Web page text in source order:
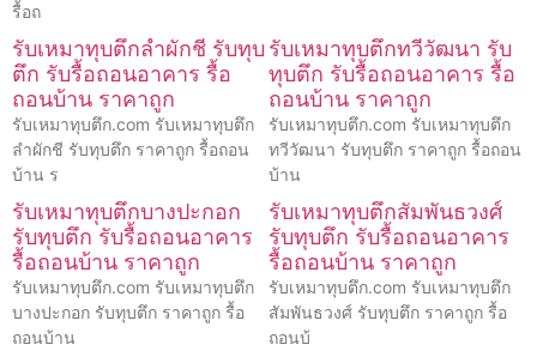
รื้อถ
รับเหมาทุบตึกลำผักชี รับทุบ
ตึก รับรื้อถอนอาคาร รื้อ
ถอนบ้าน ราคาถูก
รับเหมาทุบตึก.com รับเหมาทุบตึก
ลำผักชี รับทุบตึก ราคาถูก รื้อถอน
บ้าน ร
รับเหมาทุบตึกทวีวัฒนา รับ
ทุบตึก รับรื้อถอนอาคาร รื้อ
ถอนบ้าน ราคาถูก
รับเหมาทุบตึก.com รับเหมาทุบตึก
ทวีวัฒนา รับทุบตึก ราคาถูก รื้อถอน
บ้าน
รับเหมาทุบตึกบางปะกอก
รับทุบตึก รับรื้อถอนอาคาร
รื้อถอนบ้าน ราคาถูก
รับเหมาทุบตึก.com รับเหมาทุบตึก
บางปะกอก รับทุบตึก ราคาถูก รื้อ
ถอนบ้าน
รับเหมาทุบตึกสัมพันธวงศ์
รับทุบตึก รับรื้อถอนอาคาร
รื้อถอนบ้าน ราคาถูก
รับเหมาทุบตึก.com รับเหมาทุบตึก
สัมพันธวงศ์ รับทุบตึก ราคาถูก รื้อ
ถอนบ้